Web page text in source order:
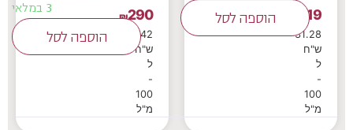
219
31.28
ש"ח
ל
-
100
מ"ל
הוספה לסל ₪290
41.42
ש"ח
ל
-
100
מ"ל
3 במלאי
הוספה לסל